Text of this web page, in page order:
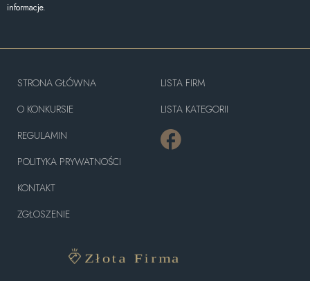
informacje.
STRONA GŁÓWNA
O KONKURSIE
REGULAMIN
POLITYKA PRYWATNOŚCI
KONTAKT
ZGŁOSZENIE
LISTA FIRM
LISTA KATEGORII